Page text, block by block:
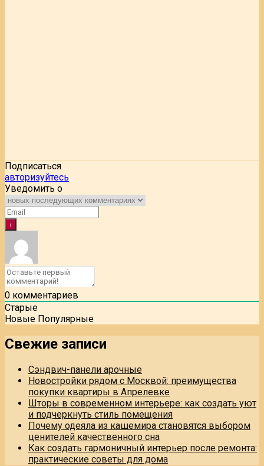
Подписаться
авторизуйтесь
Уведомить о
0 комментариев
Старые
Новые Популярные
Свежие записи
Сэндвич-панели арочные
Новостройки рядом с Москвой: преимущества
покупки квартиры в Апрелевке
Шторы в современном интерьере: как создать уют
и подчеркнуть стиль помещения
Почему одеяла из кашемира становятся выбором
ценителей качественного сна
Как создать гармоничный интерьер после ремонта:
практические советы для дома